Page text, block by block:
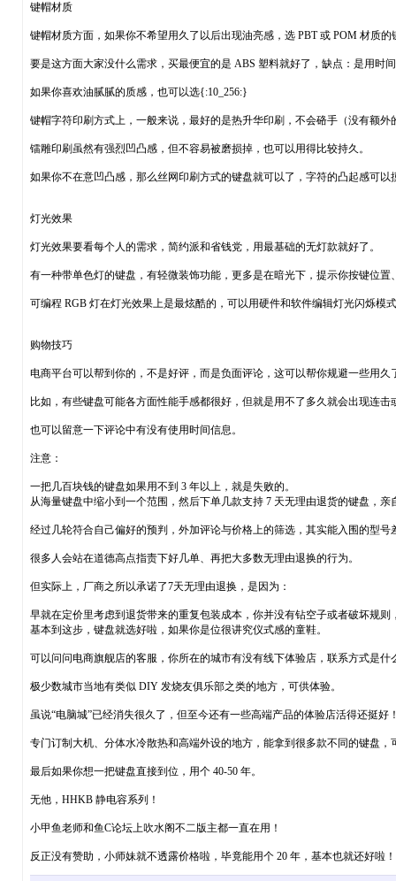
键帽材质
键帽材质方面，如果你不希望用久了以后出现油亮感，选 PBT 或 POM 材质的
要是这方面大家没什么需求，买最便宜的是 ABS 塑料就好了，缺点：是用时
如果你喜欢油腻腻的质感，也可以选{:10_256:}
键帽字符印刷方式上，一般来说，最好的是热升华印刷，不会硌手（没有额外
镭雕印刷虽然有强烈凹凸感，但不容易被磨损掉，也可以用得比较持久。
如果你不在意凹凸感，那么丝网印刷方式的键盘就可以了，字符的凸起感可以
灯光效果
灯光效果要看每个人的需求，简约派和省钱党，用最基础的无灯款就好了。
有一种带单色灯的键盘，有轻微装饰功能，更多是在暗光下，提示你按键位置
可编程 RGB 灯在灯光效果上是最炫酷的，可以用硬件和软件编辑灯光闪烁模
购物技巧
电商平台可以帮到你的，不是好评，而是负面评论，这可以帮你规避一些用久
比如，有些键盘可能各方面性能手感都很好，但就是用不了多久就会出现连
也可以留意一下评论中有没有使用时间信息。
注意：
一把几百块钱的键盘如果用不到 3 年以上，就是失败的。
从海量键盘中缩小到一个范围，然后下单几款支持 7 天无理由退货的键盘，亲
经过几轮符合自己偏好的预判，外加评论与价格上的筛选，其实能入围的型号
很多人会站在道德高点指责下好几单、再把大多数无理由退换的行为。
但实际上，厂商之所以承诺了7天无理由退换，是因为：
早就在定价里考虑到退货带来的重复包装成本，你并没有钻空子或者破坏规则
基本到这步，键盘就选好啦，如果你是位很讲究仪式感的童鞋。
可以问问电商旗舰店的客服，你所在的城市有没有线下体验店，联系方式是什
极少数城市当地有类似 DIY 发烧友俱乐部之类的地方，可供体验。
虽说“电脑城”已经消失很久了，但至今还有一些高端产品的体验店活得还挺好！
专门订制大机、分体水冷散热和高端外设的地方，能拿到很多款不同的键盘，
最后如果你想一把键盘直接到位，用个 40-50 年。
无他，HHKB 静电容系列！
小甲鱼老师和鱼C论坛上吹水阁不二版主都一直在用！
反正没有赞助，小师妹就不透露价格啦，毕竟能用个 20 年，基本也就还好啦！